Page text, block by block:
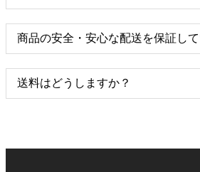
商品の安全・安心な配送を保証し
送料はどうしますか？